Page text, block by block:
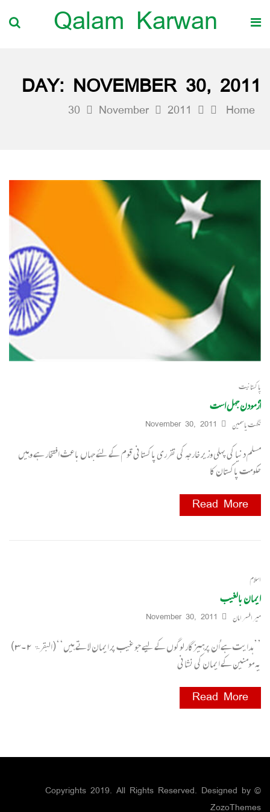
Qalam Karwan
DAY: NOVEMBER 30, 2011
Home
2011
November
30
پاکستانیت
آزمودن جہل است
نگہت یاسمین November 30, 2011
مسلم دنیا کی پہلی وزیر خارجہ کی تقرری پاکستانی قوم کے لئے جہاں باعث افتخار ہے وہیں
حکومت پاکستان کا
Read More
اسلام
ایمان بالغیب
میر افسر امان November 30, 2011
’’ہدایت ہے اُن پرہیزگار لوگوں کے لیے جو غیب پر ایمان لاتے ہیں‘‘(البقرۃ ۲۔۳)
یہ مومنین کے ایمان کی نشانی
Read More
© Copyrights 2019. All Rights Reserved. Designed by
ZozoThemes